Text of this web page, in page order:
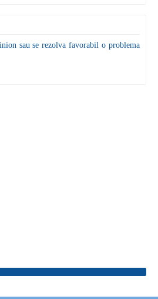
sau se rezolva favorabil o problema